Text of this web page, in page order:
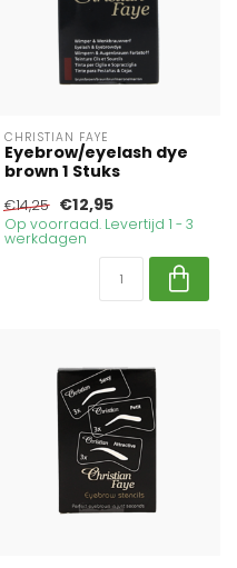
CHRISTIAN FAYE
Eyebrow/eyelash dye
brown 1 Stuks
€14,25 €12,95
Op voorraad. Levertijd 1 - 3
werkdagen